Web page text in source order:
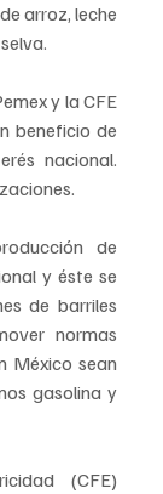
arroz, leche
y la CFE
beneficio de
nacional.
de
y éste se
de barriles
normas
México sean
gasolina y
(CFE)